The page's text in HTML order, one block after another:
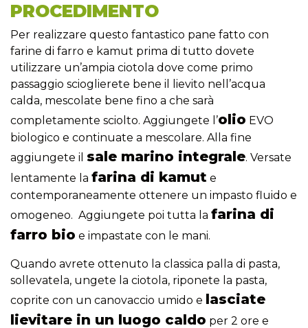
PROCEDIMENTO
Per realizzare questo fantastico pane fatto con
farine di farro e kamut prima di tutto dovete
utilizzare un’ampia ciotola dove come primo
passaggio scioglierete bene il lievito nell’acqua
calda, mescolate bene fino a che sarà
completamente sciolto. Aggiungete l’olio EVO
biologico e continuate a mescolare. Alla fine
aggiungete il sale marino integrale. Versate
lentamente la farina di kamut e
contemporaneamente ottenere un impasto fluido e
omogeneo. Aggiungete poi tutta la farina di
farro bio e impastate con le mani.
Quando avrete ottenuto la classica palla di pasta,
sollevatela, ungete la ciotola, riponete la pasta,
coprite con un canovaccio umido e lasciate
lievitare in un luogo caldo per 2 ore e